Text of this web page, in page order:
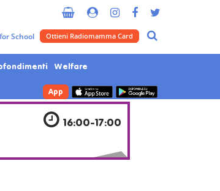
School Ottieni Radiomamma Card
Welfare
App
di Milano
16:00-17:00